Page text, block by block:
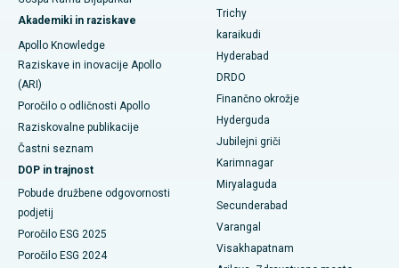
Poiščite splošnega kirurga
Najboljša bolnišnica v Ellisbridgeu v Ahmedabadu
Najboljša bolnišnica v New Delhiju
Najboljša bolnišnica v DRDO, Hyderabad
Najboljša bolnišnica na cesti GS v Guwahatiju
Najboljša bolnišnica v Hydergudi, Hyderabad
Najboljša bolnišnica v Vijay Nagarju v Indoreju
Najboljša bolnišnica na glavni cesti Suryaraopeta v Kakinadi
Najboljša bolnišnica na Canal Circular Road v Kolkati
Brahiterapija
Kolonoskopija
Polipektomija
Deep Brain Stimulation
Peritonealna dializa
Biopsija ledvic
Paratiroidektomija
Akademiki in raziskave
Apollo Knowledge
Raziskave in inovacije Apollo
(ARI)
Poročilo o odličnosti Apollo
Raziskovalne publikacije
Častni seznam
DOP in trajnost
Pobude družbene odgovornosti
podjetij
Poročilo ESG 2025
Poročilo ESG 2024
Trichy
karaikudi
Hyderabad
DRDO
Finančno okrožje
Hyderguda
Jubilejni griči
Karimnagar
Miryalaguda
Secunderabad
Varangal
Visakhapatnam